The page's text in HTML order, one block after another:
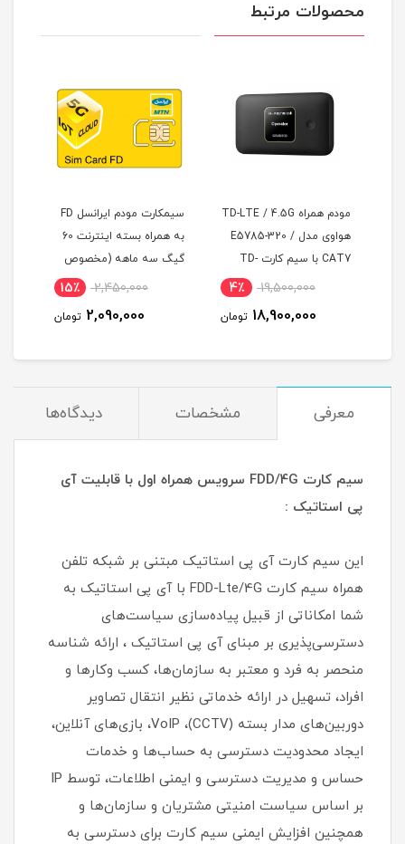
محصولات مرتبط
مودم همراه TD-LTE / 4.5G
هواوی مدل E5785-320 /
CAT7 با سیم کارت TD-
LTE و اینترنت 100 گیگ19,500,000 4٪
18,900,000 تومان
سیمکارت مودم ایرانسل FD
به همراه بسته اینترنت 60
گیگ سه ماهه (مخصوص
2,450,000 15٪
2,090,000 تومان
معرفی مشخصات دیدگاه‌ها
سیم کارت FDD/4G سرویس همراه اول
با قابلیت آی
پی استاتیک :
این سیم کارت آی پی استاتیک مبتنی بر شبکه تلفن
همراه سیم کارت FDD-Lte/4G با آی پی استاتیک به
شما امکاناتی از قبیل پیاده‌سازی سیاست‌های
دسترسی‌پذیری بر مبنای آی پی استاتیک ، ارائه شناسه
منحصر به فرد و معتبر به سازمان‌ها، کسب وکارها و
افراد، تسهیل در ارائه خدماتی نظیر انتقال تصاویر
دوربین‌های مدار بسته (CCTV)، VoIP، بازی‌های آنلاین،
ایجاد محدودیت دسترسی به حساب‌ها و خدمات
حساس و مدیریت دسترسی و ایمنی اطلاعات، توسط IP
بر اساس سیاست امنیتی مشتریان و سازمان‌ها و
همچنین افزایش ایمنی سیم کارت برای دسترسی به